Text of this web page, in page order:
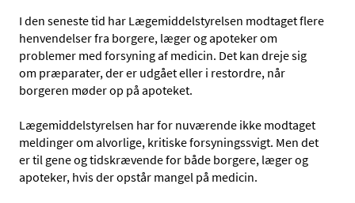
I den seneste tid har Lægemiddelstyrelsen modtaget flere
henvendelser fra borgere, læger og apoteker om
problemer med forsyning af medicin. Det kan dreje sig
om præparater, der er udgået eller i restordre, når
borgeren møder op på apoteket.
Lægemiddelstyrelsen har for nuværende ikke modtaget
meldinger om alvorlige, kritiske forsyningssvigt. Men det
er til gene og tidskrævende for både borgere, læger og
apoteker, hvis der opstår mangel på medicin.